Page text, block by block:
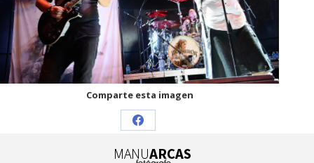
Comparte esta imagen
Share
on